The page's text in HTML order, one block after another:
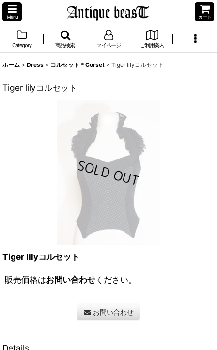
Menu カート
Category 商品検索 マイページ ご利用案内
ホーム > Dress > コルセット＊Corset > Tiger lilyコルセット
Tiger lilyコルセット
Tiger lilyコルセット
販売価格はお問い合わせください。
お問い合わせ
Details